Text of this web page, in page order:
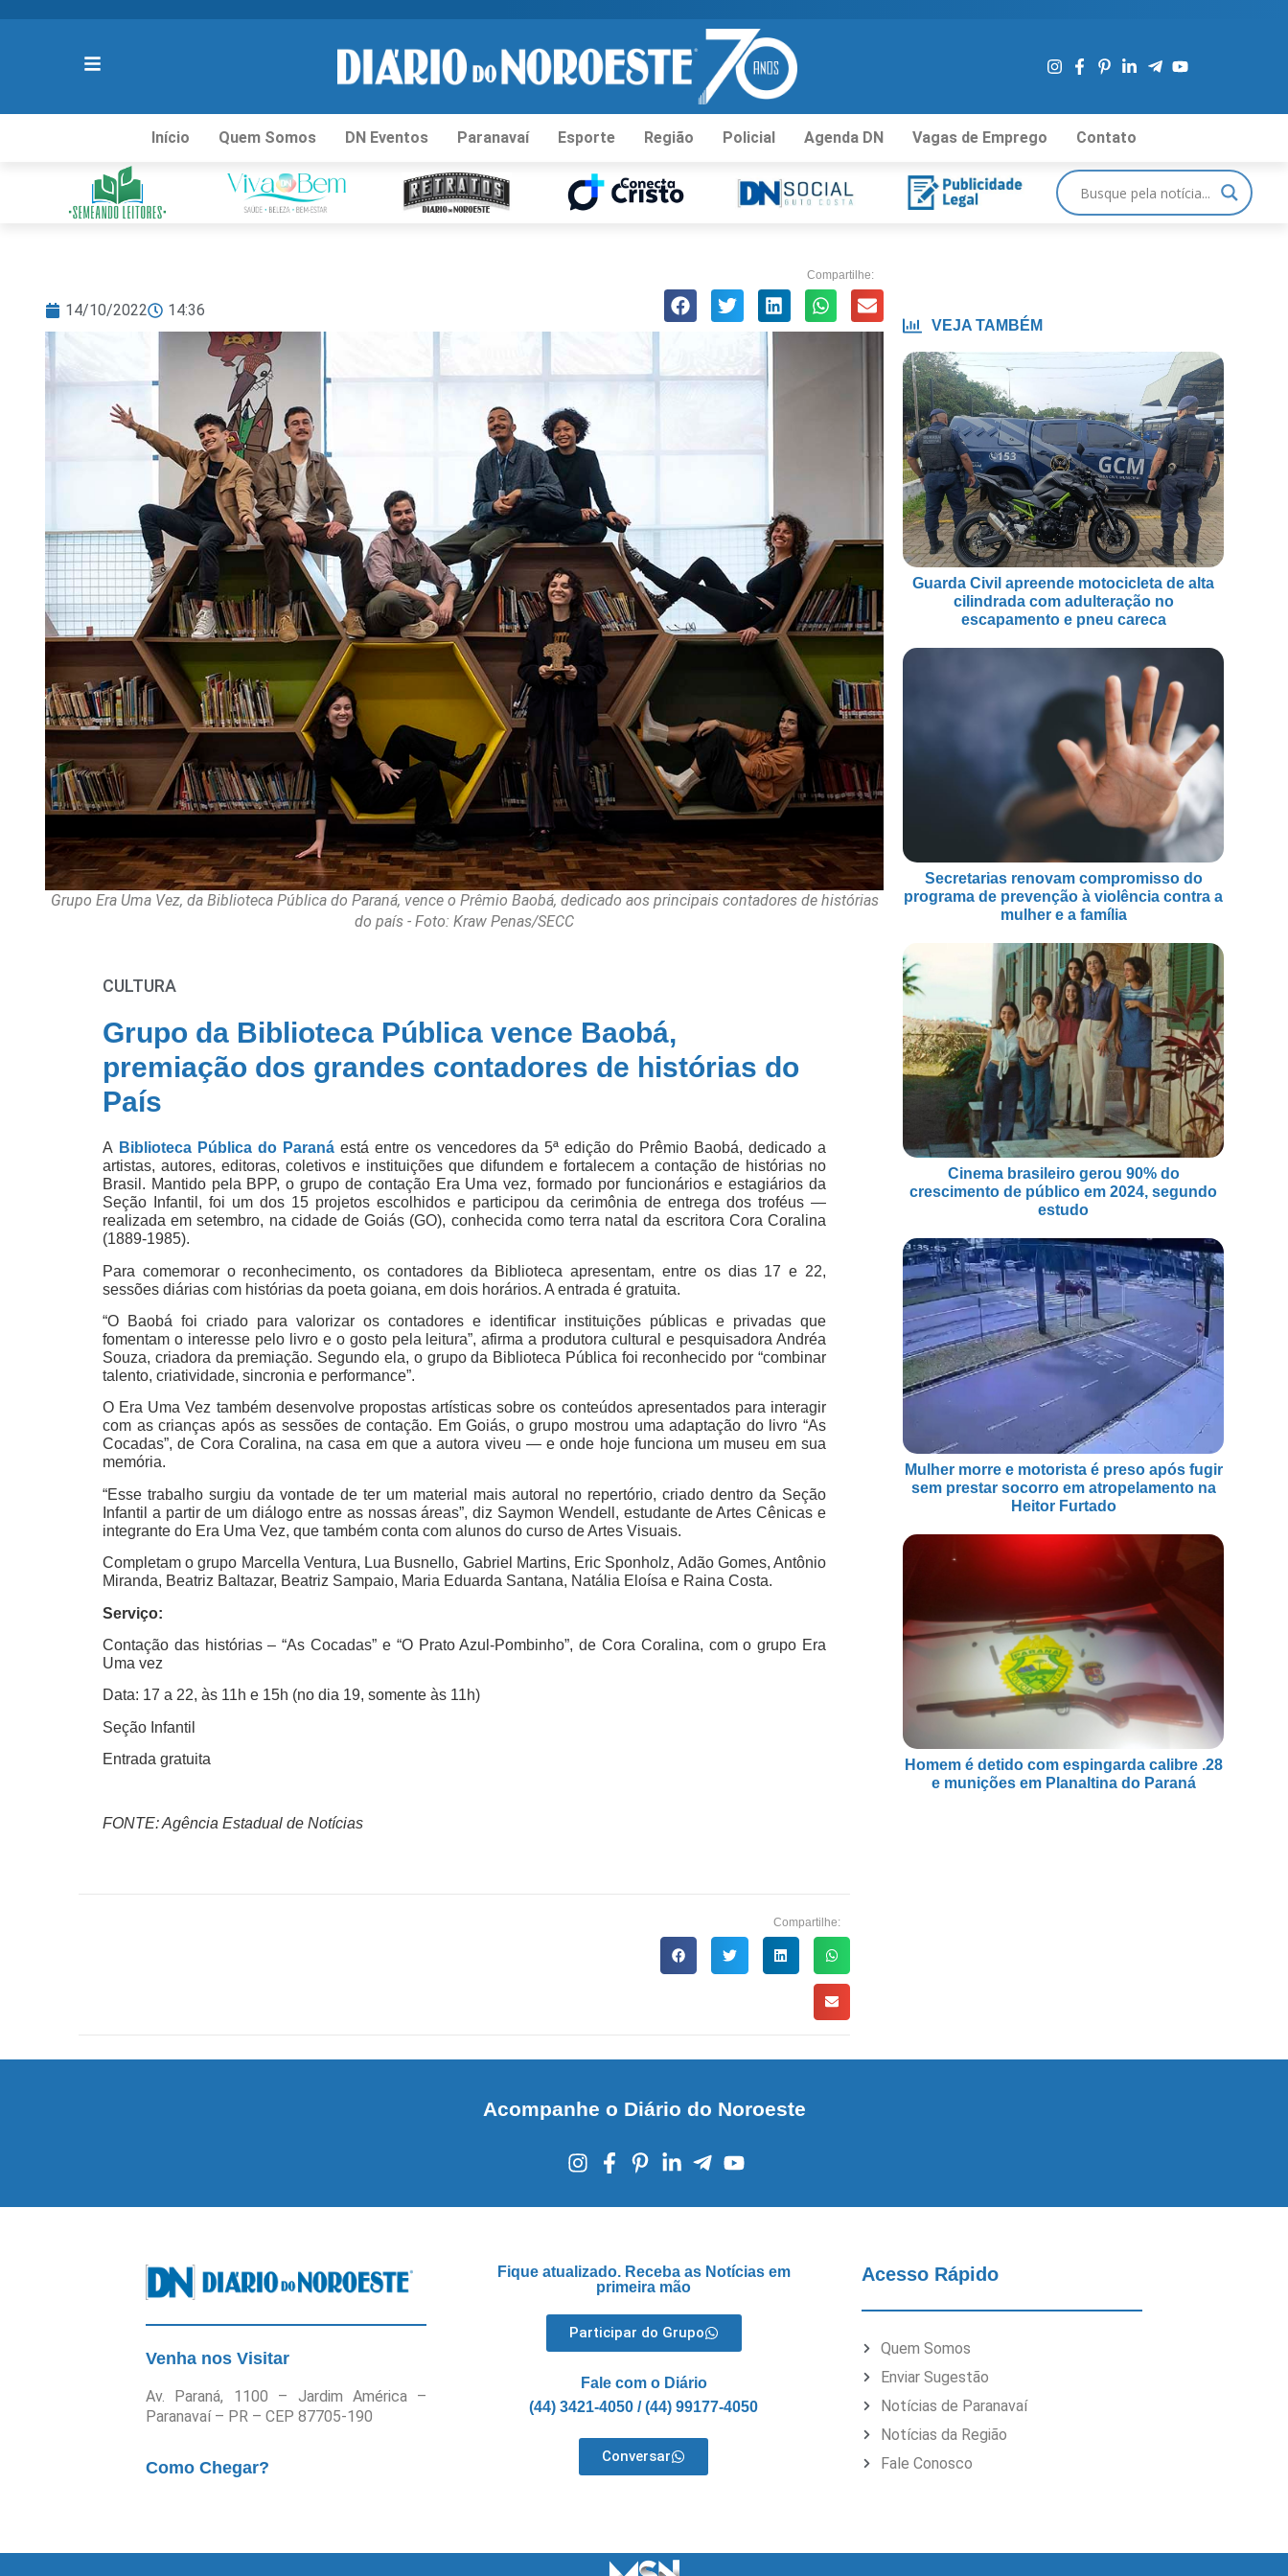
Início Quem Somos DN Eventos Paranavaí Esporte Região Policial Agenda DN Vagas de Emprego Contato
14/10/2022 14:36
Compartilhe:
Grupo Era Uma Vez, da Biblioteca Pública do Paraná, vence o Prêmio Baobá, dedicado aos principais contadores de histórias
do país - Foto: Kraw Penas/SECC
CULTURA
Grupo da Biblioteca Pública vence Baobá,
premiação dos grandes contadores de histórias do
País
A Biblioteca Pública do Paranáestá entre os vencedores da 5ª edição do Prêmio Baobá, dedicado a
artistas, autores, editoras, coletivos e instituições que difundem e fortalecem a contação de histórias no
Brasil. Mantido pela BPP, o grupo de contação Era Uma vez, formado por funcionários e estagiários da
Seção Infantil, foi um dos 15 projetos escolhidos e participou da cerimônia de entrega dos troféus —
realizada em setembro, na cidade de Goiás (GO), conhecida como terra natal da escritora Cora Coralina
(1889-1985).
Para comemorar o reconhecimento, os contadores da Biblioteca apresentam, entre os dias 17 e 22,
sessões diárias com histórias da poeta goiana, em dois horários. A entrada é gratuita.
“O Baobá foi criado para valorizar os contadores e identificar instituições públicas e privadas que
fomentam o interesse pelo livro e o gosto pela leitura”, afirma a produtora cultural e pesquisadora Andréa
Souza, criadora da premiação. Segundo ela, o grupo da Biblioteca Pública foi reconhecido por “combinar
talento, criatividade, sincronia e performance”.
O Era Uma Vez também desenvolve propostas artísticas sobre os conteúdos apresentados para interagir
com as crianças após as sessões de contação. Em Goiás, o grupo mostrou uma adaptação do livro “As
Cocadas”, de Cora Coralina, na casa em que a autora viveu — e onde hoje funciona um museu em sua
memória.
“Esse trabalho surgiu da vontade de ter um material mais autoral no repertório, criado dentro da Seção
Infantil a partir de um diálogo entre as nossas áreas”, diz Saymon Wendell, estudante de Artes Cênicas e
integrante do Era Uma Vez, que também conta com alunos do curso de Artes Visuais.
Completam o grupo Marcella Ventura, Lua Busnello, Gabriel Martins, Eric Sponholz, Adão Gomes, Antônio
Miranda, Beatriz Baltazar, Beatriz Sampaio, Maria Eduarda Santana, Natália Eloísa e Raina Costa.
Serviço:
Contação das histórias – “As Cocadas” e “O Prato Azul-Pombinho”, de Cora Coralina, com o grupo Era
Uma vez
Data: 17 a 22, às 11h e 15h (no dia 19, somente às 11h)
Seção Infantil
Entrada gratuita
FONTE: Agência Estadual de Notícias
Compartilhe:
VEJA TAMBÉM
Guarda Civil apreende motocicleta de alta
cilindrada com adulteração no
escapamento e pneu careca
Secretarias renovam compromisso do
programa de prevenção à violência contra a
mulher e a família
Cinema brasileiro gerou 90% do
crescimento de público em 2024, segundo
estudo
Mulher morre e motorista é preso após fugir
sem prestar socorro em atropelamento na
Heitor Furtado
Homem é detido com espingarda calibre .28
e munições em Planaltina do Paraná
Acompanhe o Diário do Noroeste
Venha nos Visitar
Av. Paraná, 1100 – Jardim América –
Paranavaí – PR – CEP 87705-190
Como Chegar?
Fique atualizado. Receba as Notícias em
primeira mão
Participar do Grupo
Fale com o Diário
(44) 3421-4050 / (44) 99177-4050
Conversar
Acesso Rápido
Quem Somos
Enviar Sugestão
Notícias de Paranavaí
Notícias da Região
Fale Conosco